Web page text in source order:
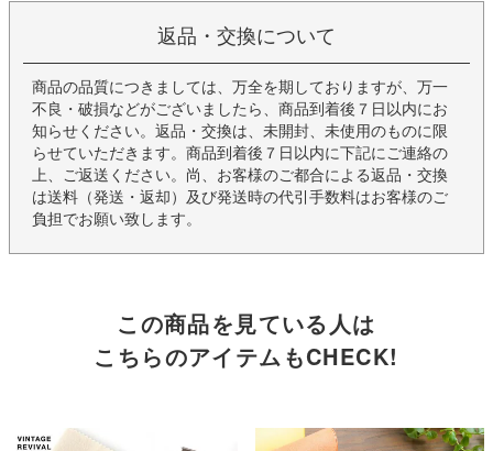
返品・交換について
商品の品質につきましては、万全を期しておりますが、万一
不良・破損などがございましたら、商品到着後７日以内にお
知らせください。返品・交換は、未開封、未使用のものに限
らせていただきます。商品到着後７日以内に下記にご連絡の
上、ご返送ください。尚、お客様のご都合による返品・交換
は送料（発送・返却）及び発送時の代引手数料はお客様のご
負担でお願い致します。
この商品を見ている人は
こちらのアイテムもCHECK!